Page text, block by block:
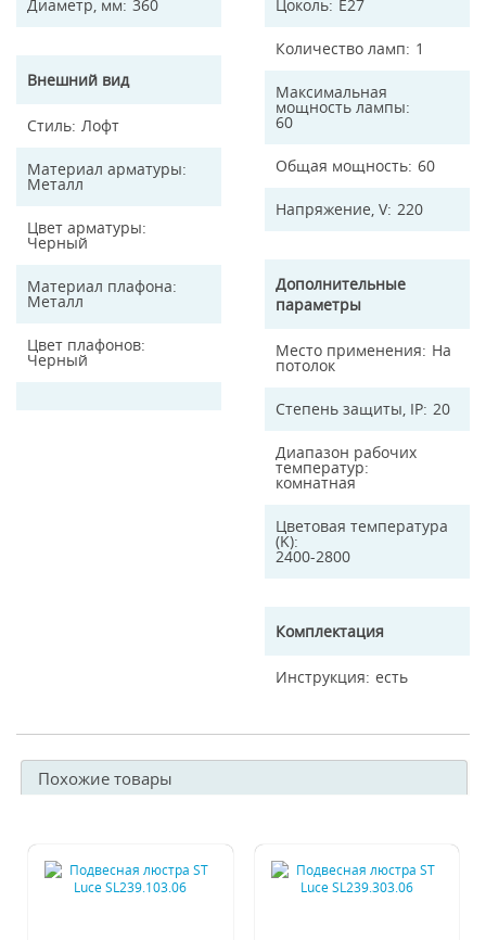
Диаметр, мм 360
Внешний вид
Стиль Лофт
Материал арматуры
Металл
Цвет арматуры
Черный
Материал плафона
Металл
Цвет плафонов
Черный
Цоколь E27
Количество ламп 1
Максимальная
мощность лампы
60
Общая мощность 60
Напряжение, V 220
Дополнительные
параметры
Место применения На
потолок
Степень защиты, IP 20
Диапазон рабочих
температур
комнатная
Цветовая температура
(K)
2400-2800
Комплектация
Инструкция есть
Похожие товары